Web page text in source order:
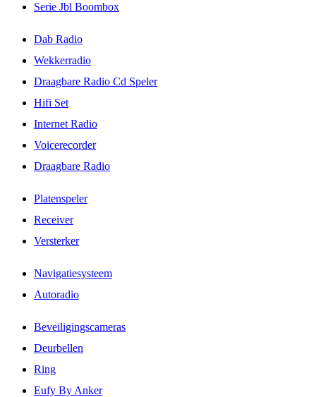
Serie Jbl Boombox
Dab Radio
Wekkerradio
Draagbare Radio Cd Speler
Hifi Set
Internet Radio
Voicerecorder
Draagbare Radio
Platenspeler
Receiver
Versterker
Navigatiesysteem
Autoradio
Beveiligingscameras
Deurbellen
Ring
Eufy By Anker